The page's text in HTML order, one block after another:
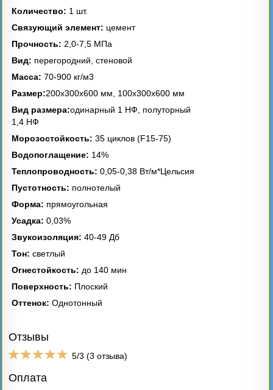
Количество: 1 шт.
Связующий элемент: цемент
Прочность: 2,0-7,5 МПа
Вид: перегородний, стеновой
Масса: 70-900 кг/м3
Размер:200x300x600 мм, 100x300x600 мм
Вид размера:одинарный 1 НФ, полуторный
1,4 НФ
Морозостойкость: 35 циклов (F15-75)
Водопоглащение: 14%
Теплопроводность: 0,05-0,38 Вт/м*Цельсия
Пустотность: полнотелый
Форма: прямоугольная
Усадка: 0,03%
Звукоизоляция: 40-49 Дб
Тон: светлый
Огнестойкость: до 140 мин
Поверхность: Плоский
Оттенок: Однотонный
Отзывы
5/3 (3 отзыва)
Оплата
Асбестоцементные
трубы
Твердое топливо